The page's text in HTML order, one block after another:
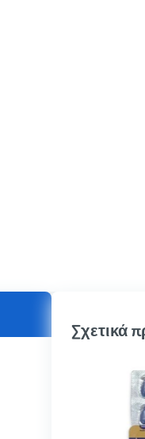
Σχετικά